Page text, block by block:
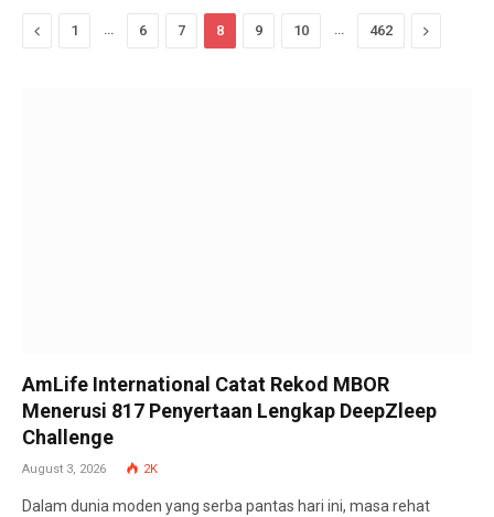
Previous
1 6 7 8 9 10 462 Next
AmLife International Catat Rekod MBOR
Menerusi 817 Penyertaan Lengkap DeepZleep
Challenge
August 3, 2026 2K
Dalam dunia moden yang serba pantas hari ini, masa rehat